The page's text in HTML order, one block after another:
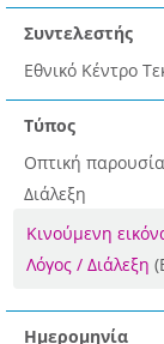
Συντελεστής
Εθνικό Κέντρο
Τύπος
Οπτική
Διάλεξη
Κινούμενη
Λόγος / Διάλεξη
Ημερομηνία